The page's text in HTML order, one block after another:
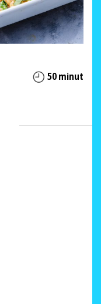
50 minut